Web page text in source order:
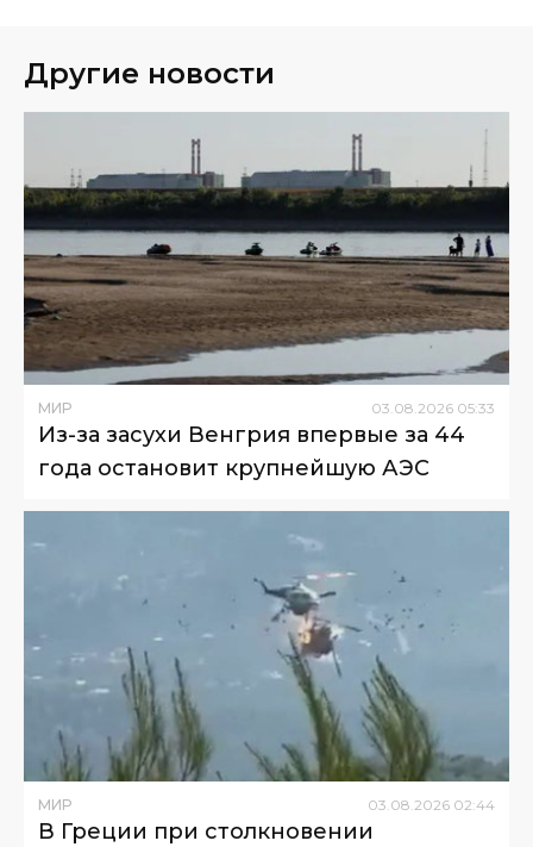
Другие новости
МИР 03.08.2026 05:33
Из-за засухи Венгрия впервые за 44
года остановит крупнейшую АЭС
МИР 03.08.2026 02:44
В Греции при столкновении